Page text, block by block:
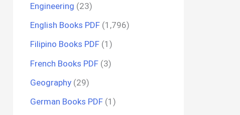
Engineering (23)
English Books PDF (1,796)
Filipino Books PDF (1)
French Books PDF (3)
Geography (29)
German Books PDF (1)